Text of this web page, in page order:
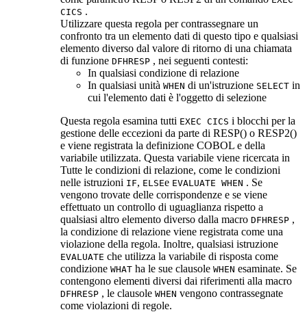
CICS .
Utilizzare questa regola per contrassegnare un
confronto tra un elemento dati di questo tipo e qualsiasi
elemento diverso dal valore di ritorno di una chiamata
di funzione DFHRESP , nei seguenti contesti:
In qualsiasi condizione di relazione
In qualsiasi unità WHEN di un'istruzione SELECT in
cui l'elemento dati è l'oggetto di selezione
Questa regola esamina tutti EXEC CICS i blocchi per la
gestione delle eccezioni da parte di RESP() o RESP2()
e viene registrata la definizione COBOL e della
variabile utilizzata. Questa variabile viene ricercata in
Tutte le condizioni di relazione, come le condizioni
nelle istruzioni IF, ELSEe EVALUATE WHEN . Se
vengono trovate delle corrispondenze e se viene
effettuato un controllo di uguaglianza rispetto a
qualsiasi altro elemento diverso dalla macro DFHRESP ,
la condizione di relazione viene registrata come una
violazione della regola. Inoltre, qualsiasi istruzione
EVALUATE che utilizza la variabile di risposta come
condizione WHAT ha le sue clausole WHEN esaminate. Se
contengono elementi diversi dai riferimenti alla macro
DFHRESP , le clausole WHEN vengono contrassegnate
come violazioni di regole.